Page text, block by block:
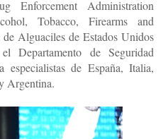
Enforcement Administration
Tobacco, Firearms and
Alguaciles de Estados Unidos
Departamento de Seguridad
de España, Italia,
Argentina.